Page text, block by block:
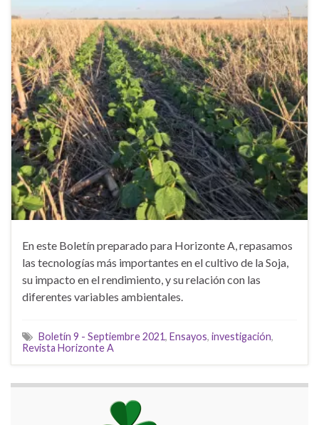
En este Boletín preparado para Horizonte A, repasamos
las tecnologías más importantes en el cultivo de la Soja,
su impacto en el rendimiento, y su relación con las
diferentes variables ambientales.
Boletín 9 - Septiembre 2021, Ensayos, investigación,
Revista Horizonte A